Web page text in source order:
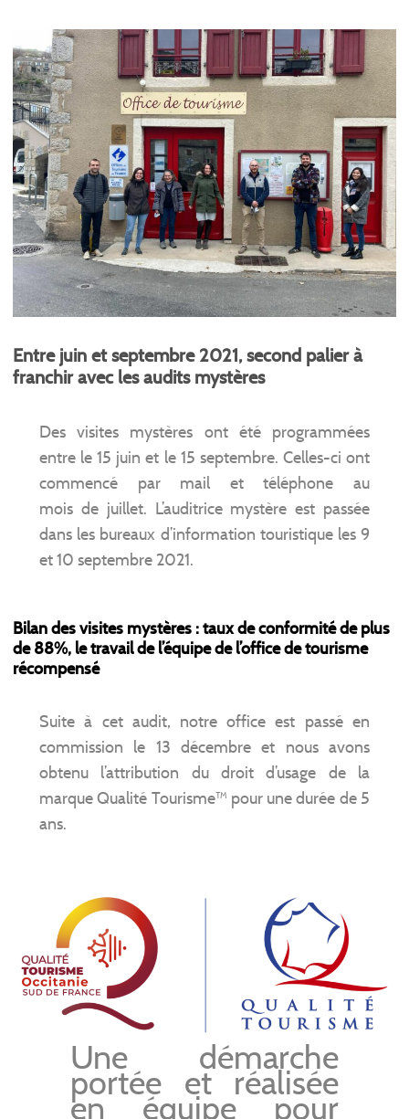
Entre juin et septembre 2021, second palier à
franchir avec les audits mystères
Des visites mystères ont été programmées
entre le 15 juin et le 15 septembre. Celles-ci ont
commencé par mail et téléphone au
mois de juillet. L’auditrice mystère est passée
dans les bureaux d’information touristique les 9
et 10 septembre 2021.
Bilan des visites mystères : taux de conformité de plus
de 88%, le travail de l’équipe de l’office de tourisme
récompensé
Suite à cet audit, notre office est passé en
commission le 13 décembre et nous avons
obtenu l’attribution du droit d’usage de la
marque Qualité Tourisme™ pour une durée de 5
ans.
Une démarche
portée et réalisée
en équipe pour